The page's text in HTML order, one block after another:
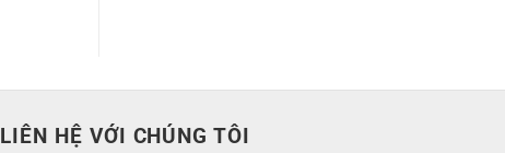
LIÊN HỆ VỚI CHÚNG TÔI